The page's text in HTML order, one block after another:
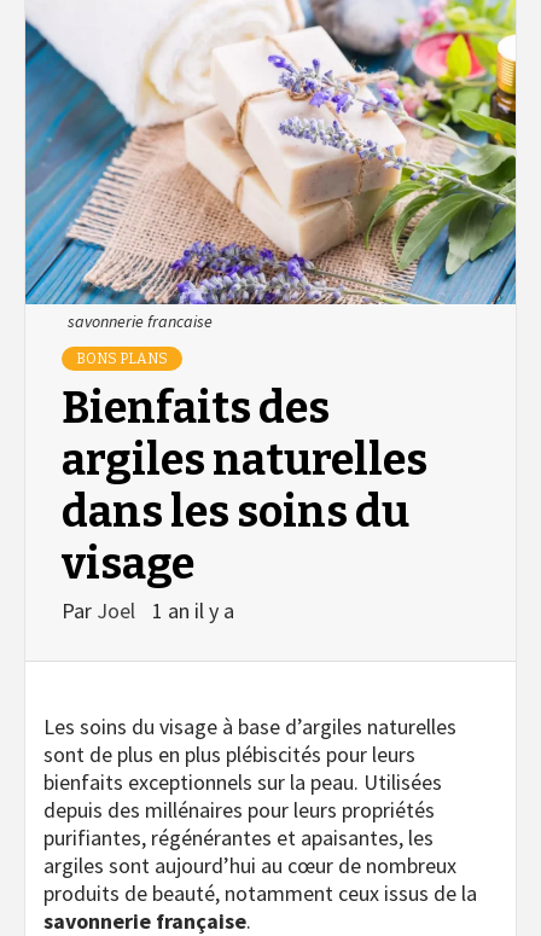
savonnerie francaise
BONS PLANS
Bienfaits des
argiles naturelles
dans les soins du
visage
Par Joel 1 an il y a
Les soins du visage à base d’argiles naturelles
sont de plus en plus plébiscités pour leurs
bienfaits exceptionnels sur la peau. Utilisées
depuis des millénaires pour leurs propriétés
purifiantes, régénérantes et apaisantes, les
argiles sont aujourd’hui au cœur de nombreux
produits de beauté, notamment ceux issus de la
savonnerie française.